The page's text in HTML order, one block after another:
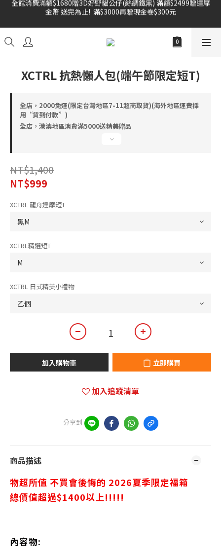
雙倍奉還 歡慶父親節全館褲類任選兩件88折!!!
金幣 送完為止!  滿$3000再贈現金卷$300元
雙倍奉還 歡慶父親節全館褲類任選兩件88折!!!
XCTRL 抗熱懶人包(端午節限定短T)
全店，2000免運(限定台灣地區7-11超商取貨)(海外地區運費採
用“貨到付款”)
全店，港澳地區消費滿5000送精美贈品
NT$1,400
NT$999
XCTRL 龍舟達摩短T
XCTRL精選短T
XCTRL 日式精美小禮物
加入購物車 立即購買
加入追蹤清單
分享到
商品描述
物超所值 不買會後悔的 2026夏季限定福箱
總價值超過$1400以上!!!!!
內容物: